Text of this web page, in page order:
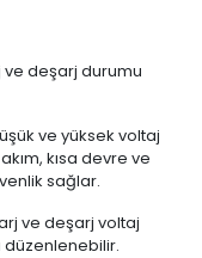
ve deşarj durumu
ve yüksek voltaj
akım, kısa devre ve
sağlar.
ve deşarj voltaj